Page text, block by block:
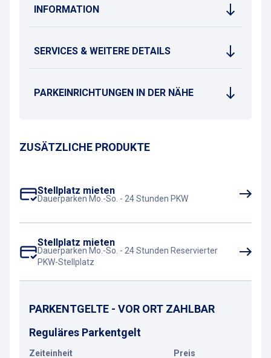
INFORMATION
SERVICES & WEITERE DETAILS
PARKEINRICHTUNGEN IN DER NÄHE
ZUSÄTZLICHE PRODUKTE
Stellplatz mieten
Dauerparken Mo.-So. - 24 Stunden PKW
Stellplatz mieten
Dauerparken Mo.-So. - 24 Stunden Reservierter
PKW-Stellplatz
PARKENTGELTE - VOR ORT ZAHLBAR
Reguläres Parkentgelt
Zeiteinheit Preis